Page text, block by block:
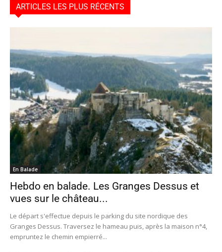
ARTICLES LES PLUS RÉCENTS
En Balade
Hebdo en balade. Les Granges Dessus et
vues sur le château...
Le départ s'effectue depuis le parking du site nordique des
Granges Dessus. Traversez le hameau puis, après la maison n°4,
empruntez le chemin empierré...